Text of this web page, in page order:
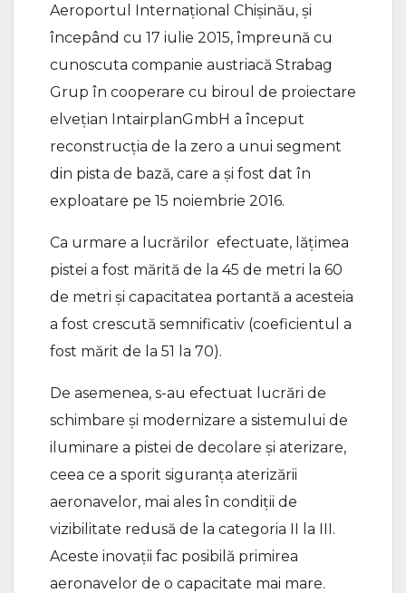
Aeroportul Internațional Chișinău, și
începând cu 17 iulie 2015, împreună cu
cunoscuta companie austriacă Strabag
Grup în cooperare cu biroul de proiectare
elvețian IntairplanGmbH a început
reconstrucția de la zero a unui segment
din pista de bază, care a și fost dat în
exploatare pe 15 noiembrie 2016.
Ca urmare a lucrărilor efectuate, lățimea
pistei a fost mărită de la 45 de metri la 60
de metri și capacitatea portantă a acesteia
a fost crescută semnificativ (coeficientul a
fost mărit de la 51 la 70).
De asemenea, s-au efectuat lucrări de
schimbare și modernizare a sistemului de
iluminare a pistei de decolare și aterizare,
ceea ce a sporit siguranța aterizării
aeronavelor, mai ales în condiții de
vizibilitate redusă de la categoria II la III.
Aceste inovații fac posibilă primirea
aeronavelor de o capacitate mai mare.